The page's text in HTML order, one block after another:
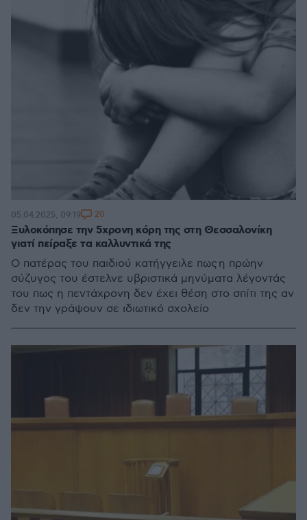
Ξυλοκόπησε την 5χρονη κόρη της στη Θεσσαλονίκη
γιατί πείραξε τα καλλυντικά της
Ο πατέρας του παιδιού κατήγγειλε πως η πρώην
σύζυγος του έστελνε υβριστικά μηνύματα λέγοντάς
του πως η πεντάχρονη δεν έχει θέση στο σπίτι της αν
δεν την γράψουν σε ιδιωτικό σχολείο
05.04.2025, 09:19 20